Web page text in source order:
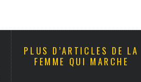
PLUS D’ARTICLES DE LA
FEMME QUI MARCHE